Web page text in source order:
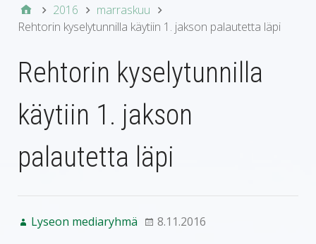
2016
marraskuu
Rehtorin kyselytunnilla käytiin 1. jakson palautetta läpi
Rehtorin kyselytunnilla
käytiin 1. jakson
palautetta läpi
Lyseon mediaryhmä 8.11.2016